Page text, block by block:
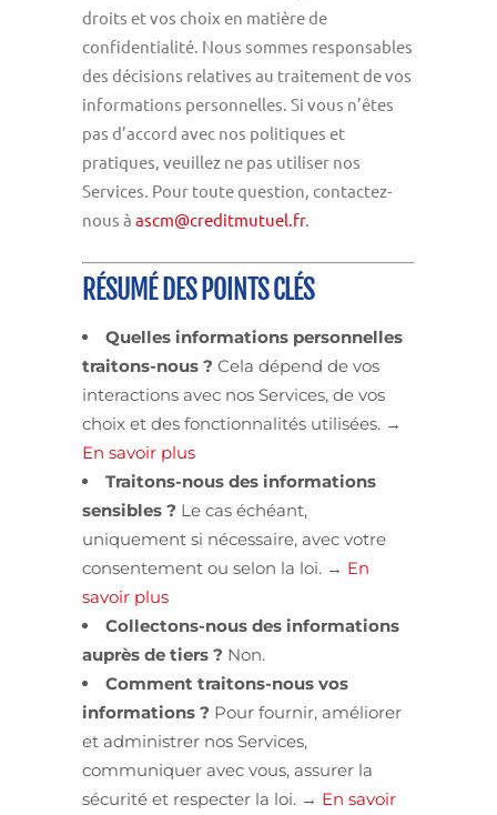
droits et vos choix en matière de
confidentialité. Nous sommes responsables
des décisions relatives au traitement de vos
informations personnelles. Si vous n’êtes
pas d’accord avec nos politiques et
pratiques, veuillez ne pas utiliser nos
Services. Pour toute question, contactez-
nous à ascm@creditmutuel.fr.
RÉSUMÉ DES POINTS CLÉS
Quelles informations personnelles
traitons-nous ? Cela dépend de vos
interactions avec nos Services, de vos
choix et des fonctionnalités utilisées. →
En savoir plus
Traitons-nous des informations
sensibles ? Le cas échéant,
uniquement si nécessaire, avec votre
consentement ou selon la loi. → En
savoir plus
Collectons-nous des informations
auprès de tiers ? Non.
Comment traitons-nous vos
informations ? Pour fournir, améliorer
et administrer nos Services,
communiquer avec vous, assurer la
sécurité et respecter la loi. → En savoir